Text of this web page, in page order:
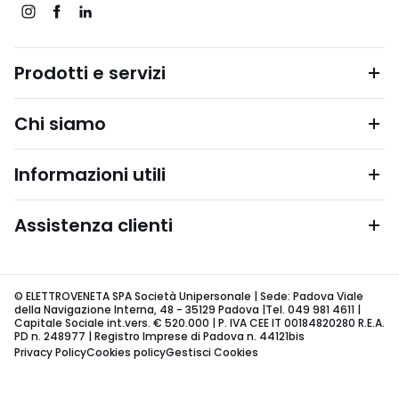
Prodotti e servizi
Chi siamo
Informazioni utili
Assistenza clienti
© ELETTROVENETA SPA Società Unipersonale | Sede: Padova Viale
della Navigazione Interna, 48 - 35129 Padova |Tel. 049 981 4611 |
Capitale Sociale int.vers. € 520.000 | P. IVA CEE IT 00184820280 R.E.A.
PD n. 248977 | Registro Imprese di Padova n. 44121bis
Privacy PolicyCookies policyGestisci Cookies